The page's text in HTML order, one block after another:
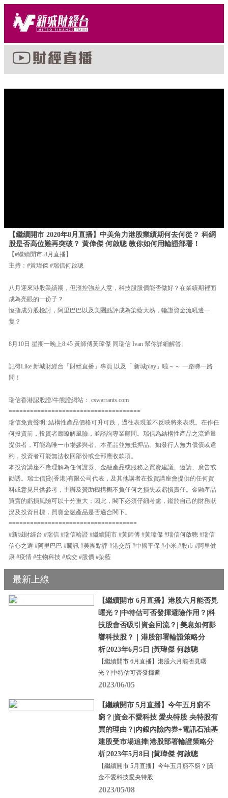
【繼續開市 2020年8月直播】中美角力港股業績期何去何從？ 科網
股是否高位難再突破？ 黃偉傑 何啟聰 教你如何用輪證部署！
【#繼續開市-8月直播】
主持：#黃瑋傑 #瑞信何啟聰
八月迎來港股業績期，但滙控強差人意，科技股股價能否做好？在業績期裡面
成為亮眼的一份子？
恆指成分股檢討，阿里巴巴以及美團點評成為染藍大熱，輪證資金流吼邊一
隻？
8月10日 星期一晚上8:45 黃師傅黃瑋傑 同瑞信 Ivan 幫你詳細解答。
記得Like 新城財經台「財經直播」專頁 以及「 新城play」啦～～ 一路睇一路
問！
瑞信香港認股證/牛熊證網站： cswarrants.com
=====================================
瑞信免責聲明: 結構性產品價格可升可跌，過往表現並不反映將來表現。在作任
何投資前，投資者應瞭解風險，並諮詢專業顧問。瑞信為結構性產品之流通量
提供者，可能為唯一巿場參與者。本產品並無抵押品。如發行人無力償債或違
約，投資者可能無法收回部份或全部應收款項。
本投資講座不應理解為任何證券、金融產品或服務之買賣建議、邀請、廣告或
勸誘。瑞士信貸(香港)有限公司代表，及其他講者在投資講座會提供的任何資
料或意見只供參考，主辦及贊助機構概不負任何之損失或虧損責任。金融產品
買賣的虧損風險可以十分重大；因此，閣下必須仔細考慮，鑑於自己的財務狀
況及投資目標，買賣金融產品是否適合閣下。
====================================
#新城財經台 #瑞信 #瑞信輪證 #繼續開市 #黃師傅 #黃瑋傑 #瑞信何啟聰 #瑞信
信心之選 #阿里巴巴 #騰訊 #美團點評 #港交所 #中國平保 #小米 #股市 #阿里健
康 #疫情 #生物科技 #成交 #股價 #染藍
最新上線
【繼續開市 6月直播】港股六月能否見
曙光？|中特估可否發揮避險作用？|科
技股會否吸引資金回流？| 美息如何影
響科技股？｜港股部署輪證策略分
析|2023年6月5日 |黃瑋傑 何啟聰
【繼續開市 6月直播】港股六月能否見曙
光？|中特估可否發揮避
2023/06/05
【繼續開市 5月直播】今年五月窮不
窮？|資金不愛科技 愛央特股 央特股有
買的理由？|內銀內險內券+電訊石油基
建股受市場追捧|港股部署輪證策略分
析|2023年5月8日 |黃瑋傑 何啟聰
【繼續開市 5月直播】今年五月窮不窮？|資
金不愛科技愛央特股
2023/05/08